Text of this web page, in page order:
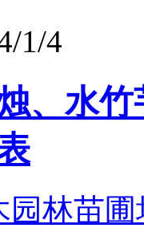
1/4
、水
园林苗圃